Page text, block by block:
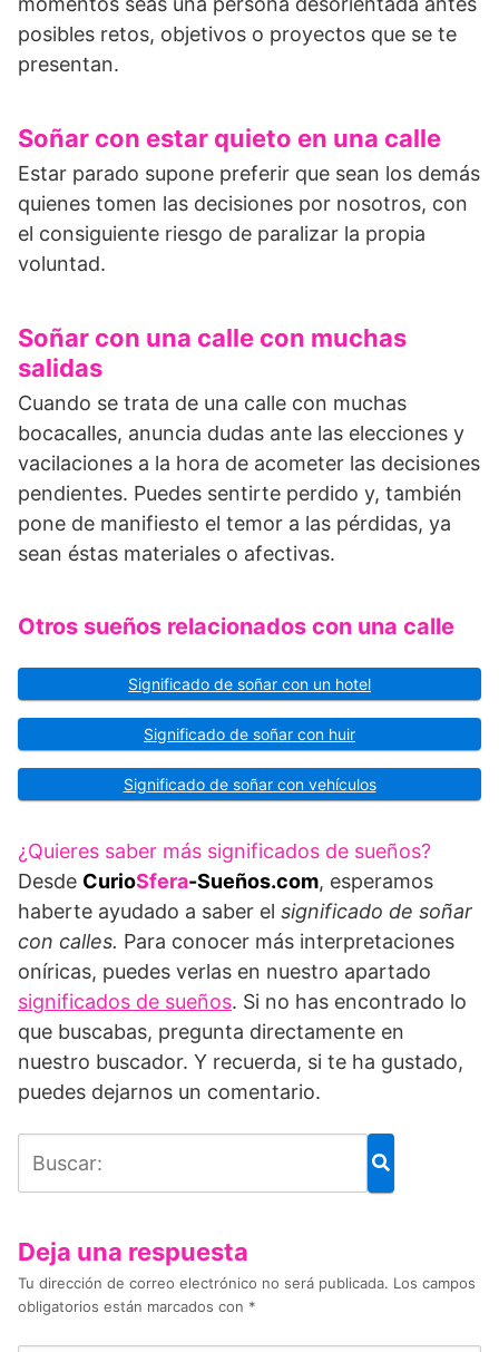
posibles retos, objetivos o proyectos que se te
presentan.
Soñar con estar quieto en una calle
Estar parado supone preferir que sean los demás
quienes tomen las decisiones por no­sotros, con
el consiguiente riesgo de paralizar la propia
voluntad.
Soñar con una calle con muchas
salidas
Cuando se trata de una calle con muchas
bocacalles, anuncia dudas ante las eleccio­nes y
vacilaciones a la hora de acometer las decisiones
pendientes. Puedes sentirte perdido y, también
pone de mani­fiesto el temor a las pérdidas, ya
sean éstas materiales o afectivas.
Otros sueños relacionados con una calle
Significado de soñar con un hotel
Significado de soñar con huir
Significado de soñar con vehículos
¿Quieres saber más significados de sueños?
Desde CurioSfera-Sueños.com, esperamos
haberte ayudado a saber el significado de soñar
con calles. Para conocer más interpretaciones
oníricas, puedes verlas en nuestro apartado
significados de sueños. Si no has encontrado lo
que buscabas, pregunta directamente en
nuestro buscador. Y recuerda, si te ha gustado,
puedes dejarnos un comentario.
Deja una respuesta
Tu dirección de correo electrónico no será publicada. Los campos
obligatorios están marcados con *